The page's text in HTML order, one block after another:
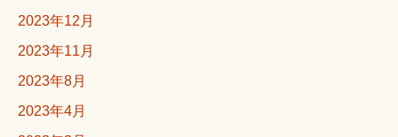
2023年12月
2023年11月
2023年8月
2023年4月